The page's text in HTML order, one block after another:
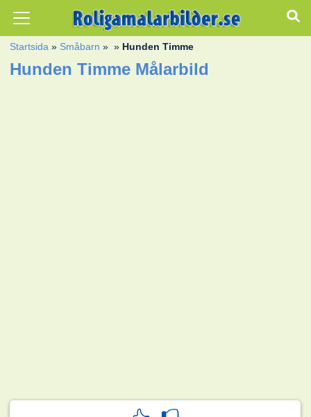
Startsida » Småbarn » » Hunden Timme
Hunden Timme Målarbild